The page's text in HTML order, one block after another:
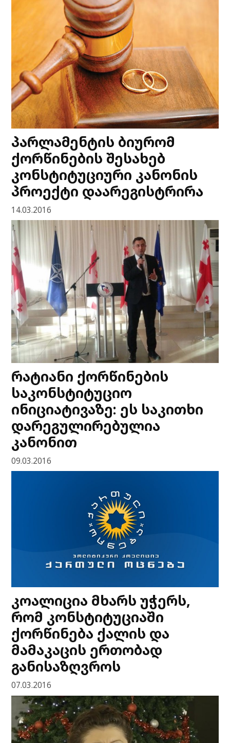
პარლამენტის ბიურომ
ქორწინების შესახებ
კონსტიტუციური კანონის
პროექტი დაარეგისტრირა
14.03.2016
რატიანი ქორწინების
საკონსტიტუციო
ინიციატივაზე: ეს საკითხი
დარეგულირებულია
კანონით
09.03.2016
კოალიცია მხარს უჭერს,
რომ კონსტიტუციაში
ქორწინება ქალის და
მამაკაცის ერთობად
განისაზღვროს
07.03.2016